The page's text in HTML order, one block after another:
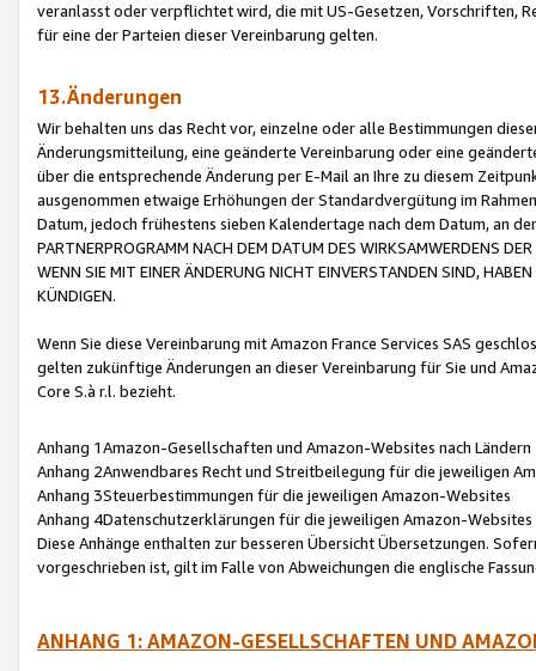
veranlasst oder verpflichtet wird, die mit US-Gesetzen, Vorschriften,
für eine der Parteien dieser Vereinbarung gelten.
13.Änderungen
Wir behalten uns das Recht vor, einzelne oder alle Bestimmungen
Änderungsmitteilung, eine geänderte Vereinbarung oder eine
über die entsprechende Änderung per E-Mail an Ihre zu diesem
ausgenommen etwaige Erhöhungen der Standardvergütung im
Datum, jedoch frühestens sieben Kalendertage nach dem Datum, an
PARTNERPROGRAMM NACH DEM DATUM DES WIRKSAMWERDENS
WENN SIE MIT EINER ÄNDERUNG NICHT EINVERSTANDEN SIND,
KÜNDIGEN.
Wenn Sie diese Vereinbarung mit Amazon France Services SAS
gelten zukünftige Änderungen an dieser Vereinbarung für Sie und
Core S.à r.l. bezieht.
Anhang 1Amazon-Gesellschaften und Amazon-Websites nach Ländern
Anhang 2Anwendbares Recht und Streitbeilegung für die jeweiligen
Anhang 3Steuerbestimmungen für die jeweiligen Amazon-Websites
Anhang 4Datenschutzerklärungen für die jeweiligen Amazon-Websites
Diese Anhänge enthalten zur besseren Übersicht Übersetzungen.
vorgeschrieben ist, gilt im Falle von Abweichungen die englische
ANHANG 1: AMAZON-GESELLSCHAFTEN UND